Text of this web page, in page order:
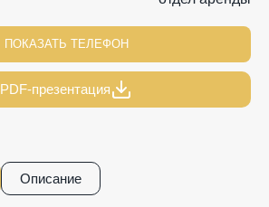
ПОКАЗАТЬ ТЕЛЕФОН
PDF-презентация
Описание